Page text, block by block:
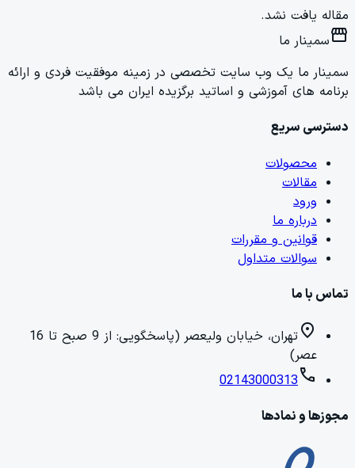
مقاله یافت نشد.
storefrontسمینار ما
سمینار ما یک وب سایت تخصصی در زمینه موفقیت فردی و ارائه
برنامه های آموزشی و اساتید برگزیده ایران می باشد
دسترسی سریع
محصولات
مقالات
ورود
درباره ما
قوانین و مقررات
سوالات متداول
تماس با ما
location_on
تهران، خیابان ولیعصر (پاسخگویی: از 9 صبح تا 16
عصر)
call
02143000313
مجوزها و نمادها